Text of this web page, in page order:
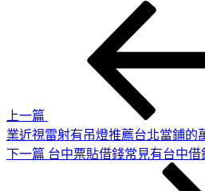
上一篇
業近視雷射有吊燈推薦台北當鋪的
下
下一篇 台中票貼借錢常見有台中